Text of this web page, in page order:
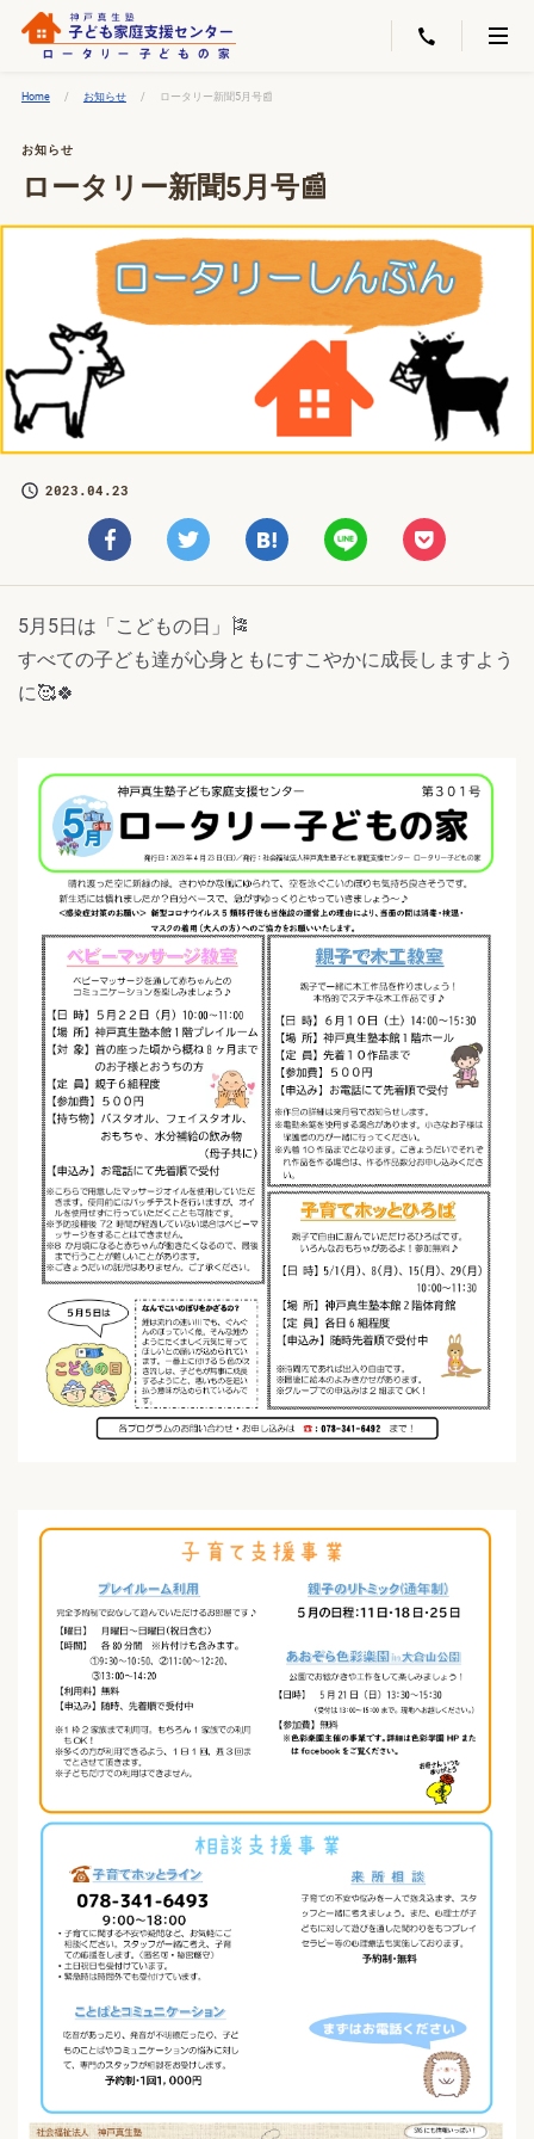
Home お知らせ ロータリー新聞5月号📰
お知らせ
ロータリー新聞5月号📰
2023.04.23
5月5日は「こどもの日」🎏
すべての子ども達が心身ともにすこやかに成長しますよう
に🥰🍀